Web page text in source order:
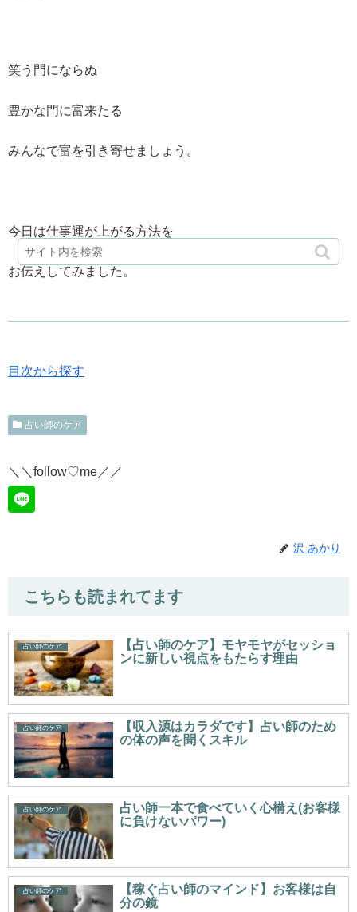
笑う門にならぬ
豊かな門に富来たる
みんなで富を引き寄せましょう。
今日は仕事運が上がる方法を
お伝えしてみました。
目次から探す
占い師のケア
＼＼follow♡me／／
沢 あかり
こちらも読まれてます
占い師のケア
【占い師のケア】モヤモヤがセッショ
ンに新しい視点をもたらす理由
占い師のケア
【収入源はカラダです】占い師のため
の体の声を聞くスキル
占い師のケア
占い師一本で食べていく心構え(お客様
に負けないパワー)
占い師のケア
【稼ぐ占い師のマインド】お客様は自
分の鏡